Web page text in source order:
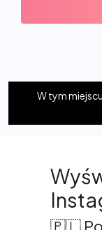
W tym
🇵🇱